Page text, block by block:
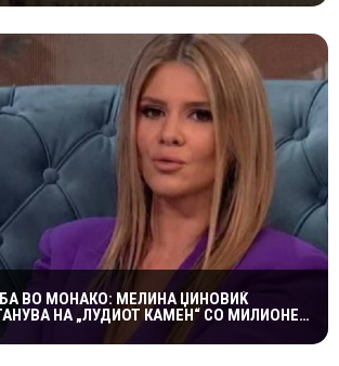
ВО МОНАКО: МЕЛИНА ЏИНОВИЌ
НА „ЛУДИОТ КАМЕН“ СО МИЛИОНЕР